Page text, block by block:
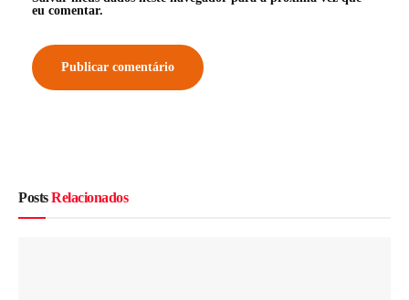
eu comentar.
PostsRelacionados